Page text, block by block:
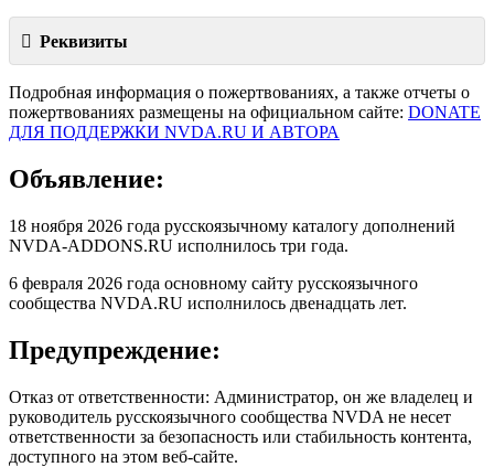
Реквизиты
Подробная информация о пожертвованиях, а также отчеты о
пожертвованиях размещены на официальном сайте: DONATE
ДЛЯ ПОДДЕРЖКИ NVDA.RU И АВТОРА
Объявление:
18 ноября 2026 года русскоязычному каталогу дополнений
NVDA-ADDONS.RU исполнилось три года.
6 февраля 2026 года основному сайту русскоязычного
сообщества NVDA.RU исполнилось двенадцать лет.
Предупреждение:
Отказ от ответственности: Администратор, он же владелец и
руководитель русскоязычного сообщества NVDA не несет
ответственности за безопасность или стабильность контента,
доступного на этом веб-сайте.